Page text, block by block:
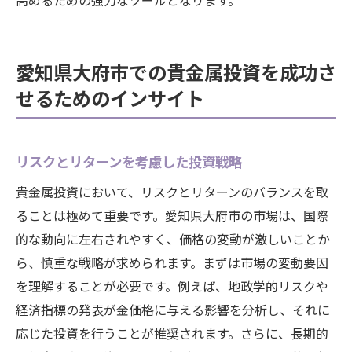
愛知県大府市での貴金属投資を成功さ
せるためのインサイト
リスクとリターンを考慮した投資戦略
貴金属投資において、リスクとリターンのバランスを取
ることは極めて重要です。愛知県大府市の市場は、国際
的な動向に左右されやすく、価格の変動が激しいことか
ら、慎重な戦略が求められます。まずは市場の変動要因
を理解することが必要です。例えば、地政学的リスクや
経済指標の発表が金価格に与える影響を分析し、それに
応じた投資を行うことが推奨されます。さらに、長期的